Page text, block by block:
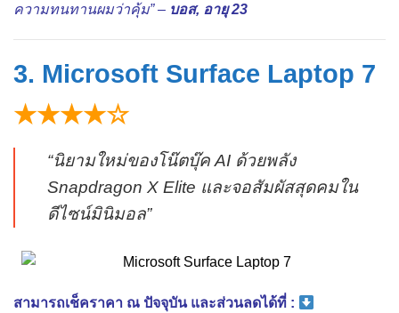
ความทนทานผมว่าคุ้ม” – บอส, อายุ 23
3. Microsoft Surface Laptop 7
★★★★☆
“นิยามใหม่ของโน๊ตบุ๊ค AI ด้วยพลัง
Snapdragon X Elite และจอสัมผัสสุดคมใน
ดีไซน์มินิมอล”
สามารถเช็คราคา ณ ปัจจุบัน และส่วนลดได้ที่ :